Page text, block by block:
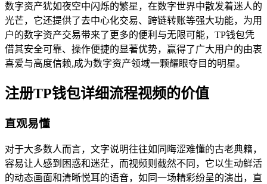
数字资产犹如夜空中闪烁的繁星，在数字世界中散发着迷人的
光芒，它还提供了去中心化交易、跨链转账等强大功能，为用
户的数字资产交易带来了更多的便利与无限可能，TP钱包凭
借其安全可靠、操作便捷的显著优势，赢得了广大用户的由衷
喜爱与高度信赖,成为数字资产领域一颗耀眼夺目的明星。
注册TP钱包详细流程视频的价值
直观易懂
对于大多数人而言，文字说明往往如同晦涩难懂的古老典籍，
容易让人感到困惑和迷茫，而视频则截然不同，它以生动鲜活
的动态画面和清晰悦耳的语音，如同一场精彩纷呈的演出，直